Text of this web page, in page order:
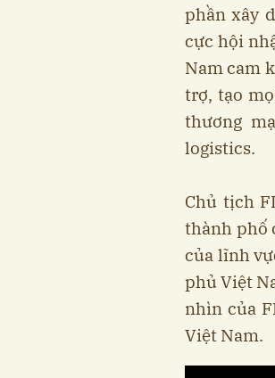
phần xây
cực hội
Nam cam
trợ, tạo
thương
logistics.
Chủ tịch
thành phố
của lĩnh
phủ Việt
nhìn của
Việt Nam.